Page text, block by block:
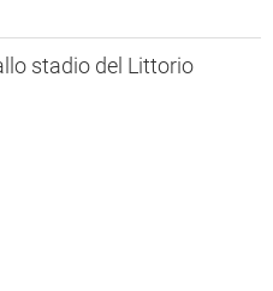
stadio del Littorio